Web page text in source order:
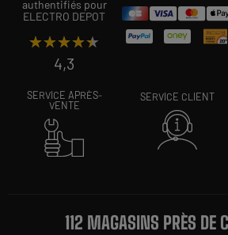
authentifiés pour
ELECTRO DEPOT
★★★★★
★★★★★
4,3
SERVICE APRÈS-
VENTE
SERVICE CLIENT
112 MAGASINS PRÈS DE